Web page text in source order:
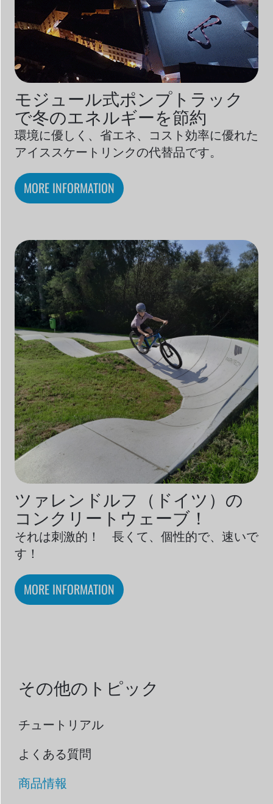
モジュール式ポンプトラック
で冬のエネルギーを節約
環境に優しく、省エネ、コスト効率に優れた
アイススケートリンクの代替品です。
MORE INFORMATION
ツァレンドルフ（ドイツ）の
コンクリートウェーブ！
それは刺激的！ 長くて、個性的で、速いで
す！
MORE INFORMATION
その他のトピック
チュートリアル
よくある質問
商品情報